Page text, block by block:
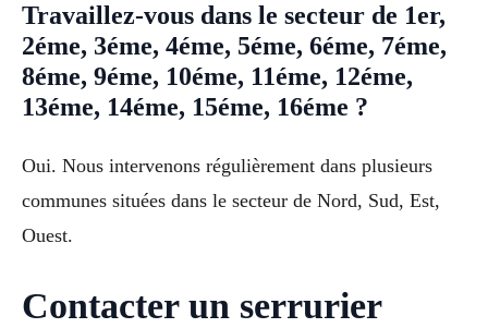
Travaillez-vous dans le secteur de 1er,
2éme, 3éme, 4éme, 5éme, 6éme, 7éme,
8éme, 9éme, 10éme, 11éme, 12éme,
13éme, 14éme, 15éme, 16éme ?
Oui. Nous intervenons régulièrement dans plusieurs
communes situées dans le secteur de Nord, Sud, Est,
Ouest.
Contacter un serrurier